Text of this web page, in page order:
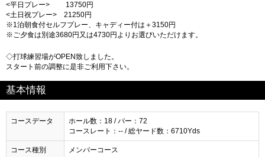
<平日プレー> 13750円
<土日祝プレー> 21250円
※1泊朝食付セルフプレー、キャディー付は＋3150円
※ご夕食は別途3680円又は4730円よりお選びいただけます。
◇打球練習場がOPEN致しました。
スタート前の調整に是非ご利用下さい。
基本情報
コースデータ
ホール数：18 / パー：72
コースレート：-- / 総ヤード数：6710Yds
コース種別 メンバーコース